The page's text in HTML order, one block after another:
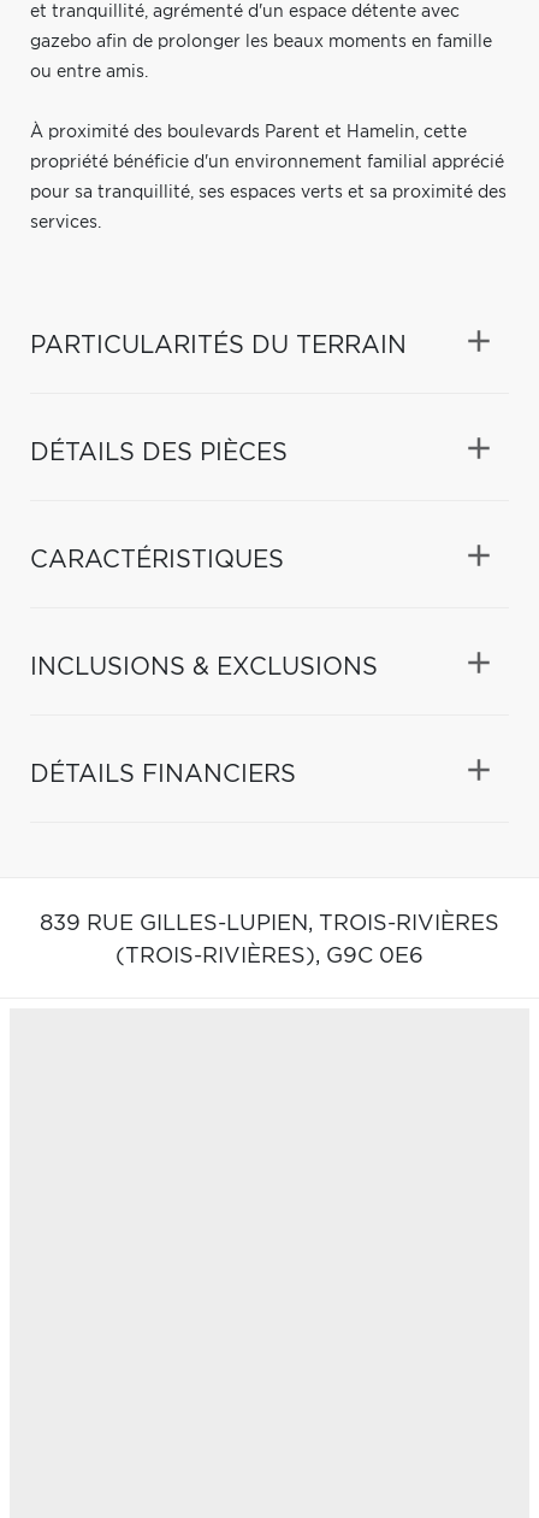
et tranquillité, agrémenté d'un espace détente avec
gazebo afin de prolonger les beaux moments en famille
ou entre amis.
À proximité des boulevards Parent et Hamelin, cette
propriété bénéficie d'un environnement familial apprécié
pour sa tranquillité, ses espaces verts et sa proximité des
services.
PARTICULARITÉS DU TERRAIN
DÉTAILS DES PIÈCES
CARACTÉRISTIQUES
INCLUSIONS & EXCLUSIONS
DÉTAILS FINANCIERS
839 RUE GILLES-LUPIEN, TROIS-RIVIÈRES
(TROIS-RIVIÈRES), G9C 0E6